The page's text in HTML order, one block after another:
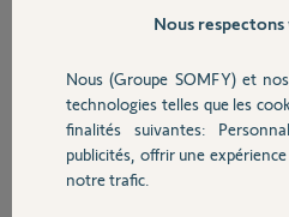
Sécurité
Domotique
PIN : 0210-7666-3304
Merci d'avance,
Bertrand
Nous
Nous (Groupe SOMFY) et
technologies telles que les
finalités suivantes:
publicités, offrir une
notre trafic.